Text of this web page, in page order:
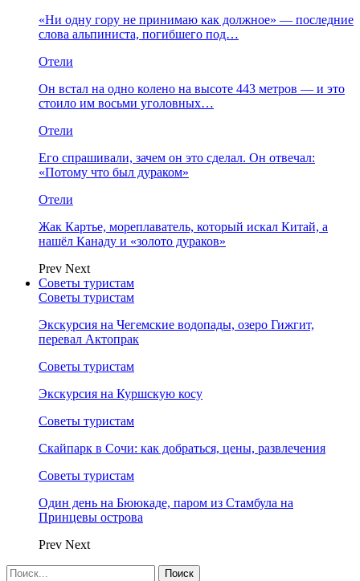
«Ни одну гору не принимаю как должное» — последние
слова альпиниста, погибшего под…
Отели
Он встал на одно колено на высоте 443 метров — и это
стоило им восьми уголовных…
Отели
Его спрашивали, зачем он это сделал. Он отвечал:
«Потому что был дураком»
Отели
Жак Картье, мореплаватель, который искал Китай, а
нашёл Канаду и «золото дураков»
Prev Next
Советы туристам
Советы туристам
Экскурсия на Чегемские водопады, озеро Гижгит,
перевал Актопрак
Советы туристам
Экскурсия на Куршскую косу
Советы туристам
Скайпарк в Сочи: как добраться, цены, развлечения
Советы туристам
Один день на Бююкаде, паром из Стамбула на
Принцевы острова
Prev Next